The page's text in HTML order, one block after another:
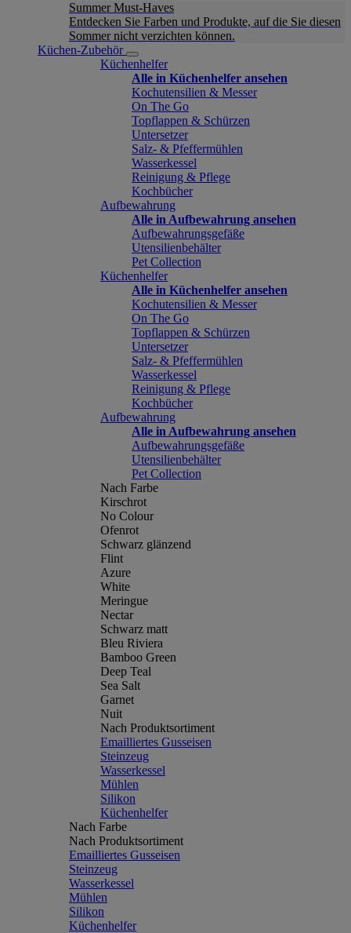
Summer Must-Haves
Entdecken Sie Farben und Produkte, auf die Sie diesen
Sommer nicht verzichten können.
Küchen-Zubehör
Küchenhelfer
Alle in Küchenhelfer ansehen
Kochutensilien & Messer
On The Go
Topflappen & Schürzen
Untersetzer
Salz- & Pfeffermühlen
Wasserkessel
Reinigung & Pflege
Kochbücher
Aufbewahrung
Alle in Aufbewahrung ansehen
Aufbewahrungsgefäße
Utensilienbehälter
Pet Collection
Küchenhelfer
Alle in Küchenhelfer ansehen
Kochutensilien & Messer
On The Go
Topflappen & Schürzen
Untersetzer
Salz- & Pfeffermühlen
Wasserkessel
Reinigung & Pflege
Kochbücher
Aufbewahrung
Alle in Aufbewahrung ansehen
Aufbewahrungsgefäße
Utensilienbehälter
Pet Collection
Nach Farbe
Kirschrot
No Colour
Ofenrot
Schwarz glänzend
Flint
Azure
White
Meringue
Nectar
Schwarz matt
Bleu Riviera
Bamboo Green
Deep Teal
Sea Salt
Garnet
Nuit
Nach Produktsortiment
Emailliertes Gusseisen
Steinzeug
Wasserkessel
Mühlen
Silikon
Küchenhelfer
Nach Farbe
Nach Produktsortiment
Emailliertes Gusseisen
Steinzeug
Wasserkessel
Mühlen
Silikon
Küchenhelfer